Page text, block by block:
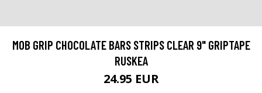
MOB GRIP CHOCOLATE BARS STRIPS CLEAR 9" GRIPTAPE
RUSKEA
24.95 EUR